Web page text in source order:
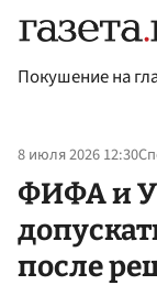
Покушение на
8 июля 2026 12:30
ФИФА и
после